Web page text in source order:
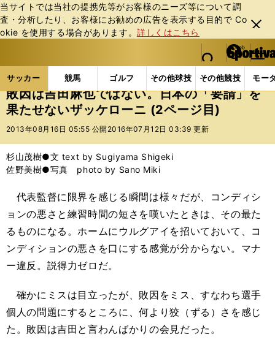
当サイトでは当社の提携先等がお客様のニーズ等について調
査・分析したり、お客様にお勧めの広告を表⽰する⽬的で Co
okie を使⽤する場合があります。詳しくはこちら
閉じ
る
web Sportiva (webスポルティーバ)
検索
マイペ
ー
ジ
メニュ
サッカー 競馬 ゴルフ その他球技 その他競技 モー
ス
ポ
ル
バ
サッカーの記事一覧 サッカー代表 日本代表 敗
敗因は吉田麻也ではない。日本の「要請」を
果たせないザッケローニ (2ページ目)
2013年08月16日 05:55 公開 2016年07月12日 03:39 更新
杉山茂樹●文 text by Sugiyama Shigeki
佐野美樹●写真 photo by Sano Miki
代表監督に限界を感じる瞬間は様々だが、コンディシ
ョンの悪さと練習時間の短さを嘆いたときは、その最た
るものになる。ホームにウルグアイを招いておいて、コ
ンディションの悪さを口にする感覚が分からない。マナ
ー違反。説得力ゼロだ。
確かにミスは目立ったが、敗因をミス、すなわち選手
個人の問題にするところに、何より狡（ずる）さを感じ
た。敗因は吉田と言わんばかりの会見だった。